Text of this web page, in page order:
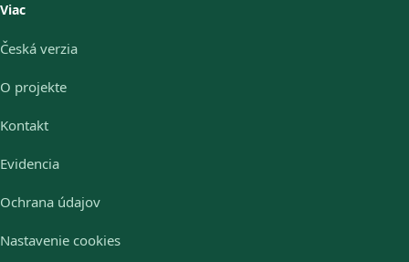
Viac
Česká verzia
O projekte
Kontakt
Evidencia
Ochrana údajov
Nastavenie cookies